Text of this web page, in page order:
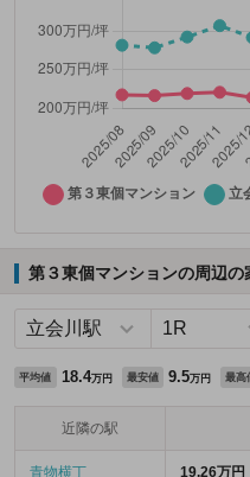
第３東個マンションの周辺の
平均値 18.4万円 最安値 9.5万円 最高
近隣の駅
青物横丁 19.26万円